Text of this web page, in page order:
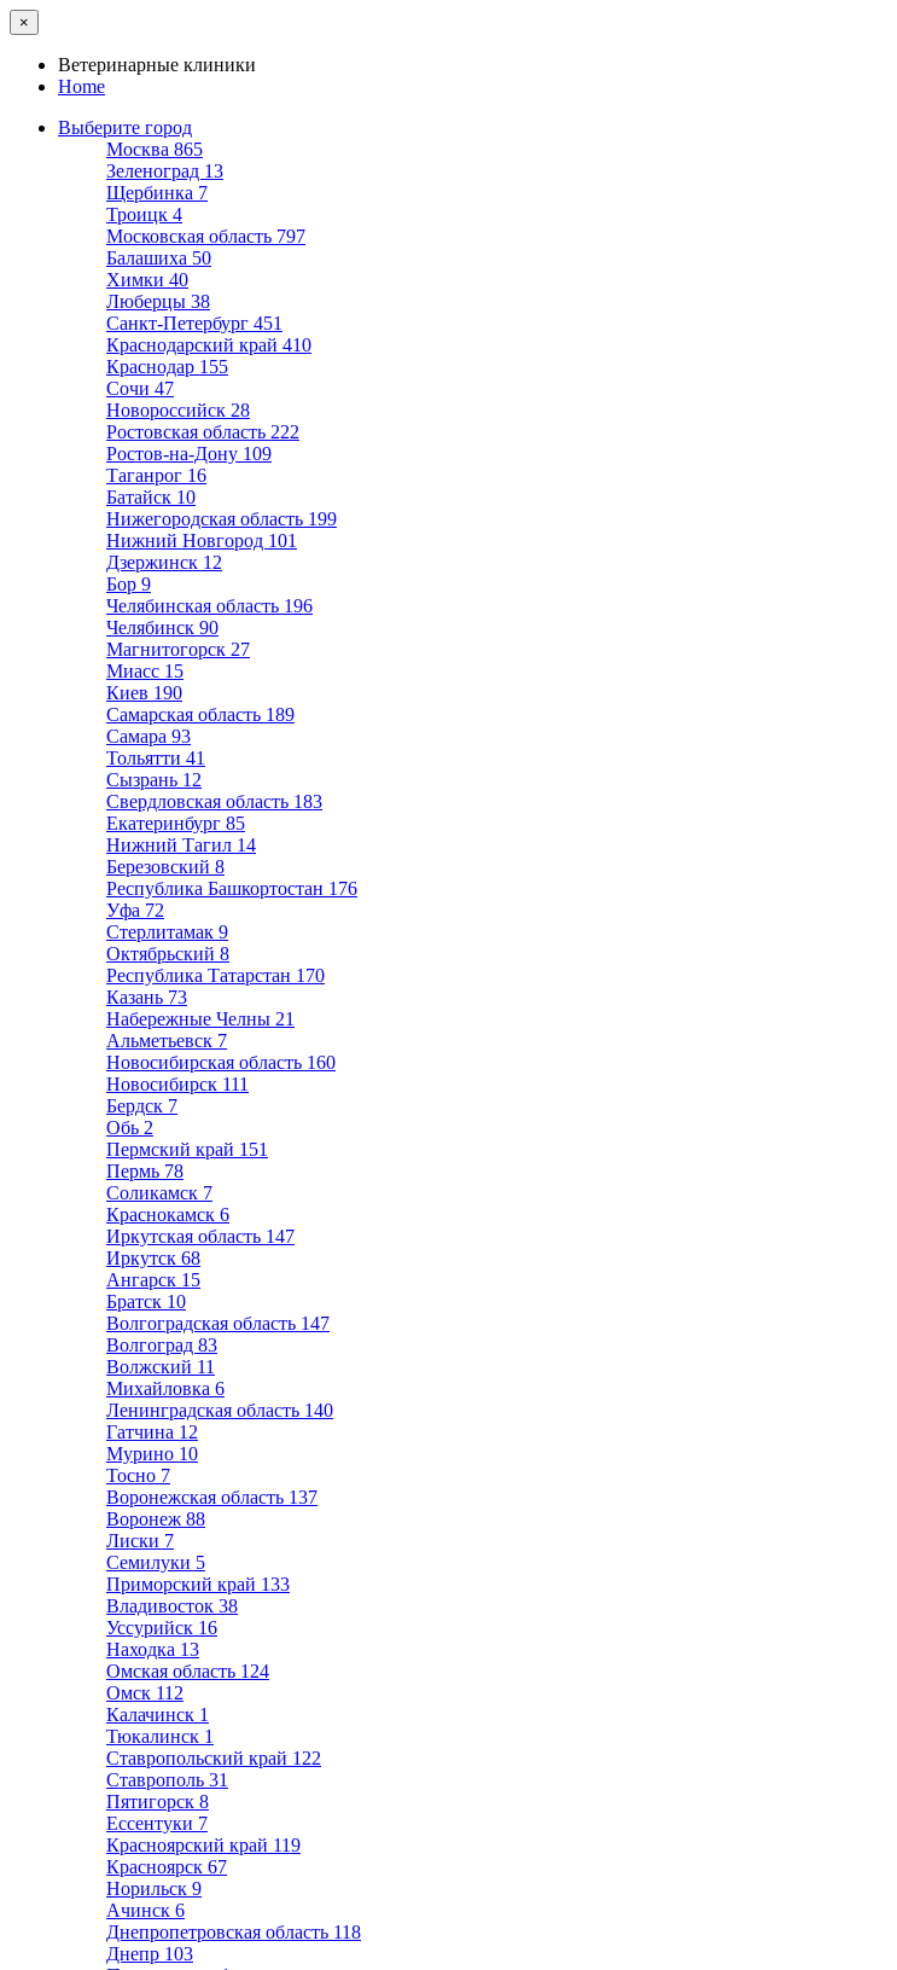
×
Ветеринарные клиники
Home
Выберите город
Москва 865
Зеленоград 13
Щербинка 7
Троицк 4
Московская область 797
Балашиха 50
Химки 40
Люберцы 38
Санкт-Петербург 451
Краснодарский край 410
Краснодар 155
Сочи 47
Новороссийск 28
Ростовская область 222
Ростов-на-Дону 109
Таганрог 16
Батайск 10
Нижегородская область 199
Нижний Новгород 101
Дзержинск 12
Бор 9
Челябинская область 196
Челябинск 90
Магнитогорск 27
Миасс 15
Киев 190
Самарская область 189
Самара 93
Тольятти 41
Сызрань 12
Свердловская область 183
Екатеринбург 85
Нижний Тагил 14
Березовский 8
Республика Башкортостан 176
Уфа 72
Стерлитамак 9
Октябрьский 8
Республика Татарстан 170
Казань 73
Набережные Челны 21
Альметьевск 7
Новосибирская область 160
Новосибирск 111
Бердск 7
Обь 2
Пермский край 151
Пермь 78
Соликамск 7
Краснокамск 6
Иркутская область 147
Иркутск 68
Ангарск 15
Братск 10
Волгоградская область 147
Волгоград 83
Волжский 11
Михайловка 6
Ленинградская область 140
Гатчина 12
Мурино 10
Тосно 7
Воронежская область 137
Воронеж 88
Лиски 7
Семилуки 5
Приморский край 133
Владивосток 38
Уссурийск 16
Находка 13
Омская область 124
Омск 112
Калачинск 1
Тюкалинск 1
Ставропольский край 122
Ставрополь 31
Пятигорск 8
Ессентуки 7
Красноярский край 119
Красноярск 67
Норильск 9
Ачинск 6
Днепропетровская область 118
Днепр 103